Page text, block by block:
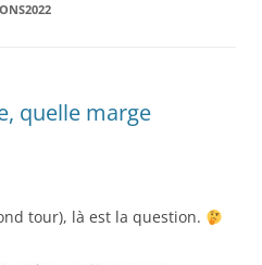
quelle marge
tour), là est la question.